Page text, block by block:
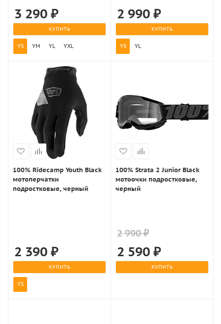
3 290 ₽
КУПИТЬ
YS YM YL YXL
2 990 ₽
КУПИТЬ
YS YL
100% Ridecamp Youth Black
мотоперчатки
подростковые, черный
2 390 ₽
КУПИТЬ
YS
100% Strata 2 Junior Black
мотоочки подростковые,
черный
2 990 ₽
2 590 ₽
КУПИТЬ